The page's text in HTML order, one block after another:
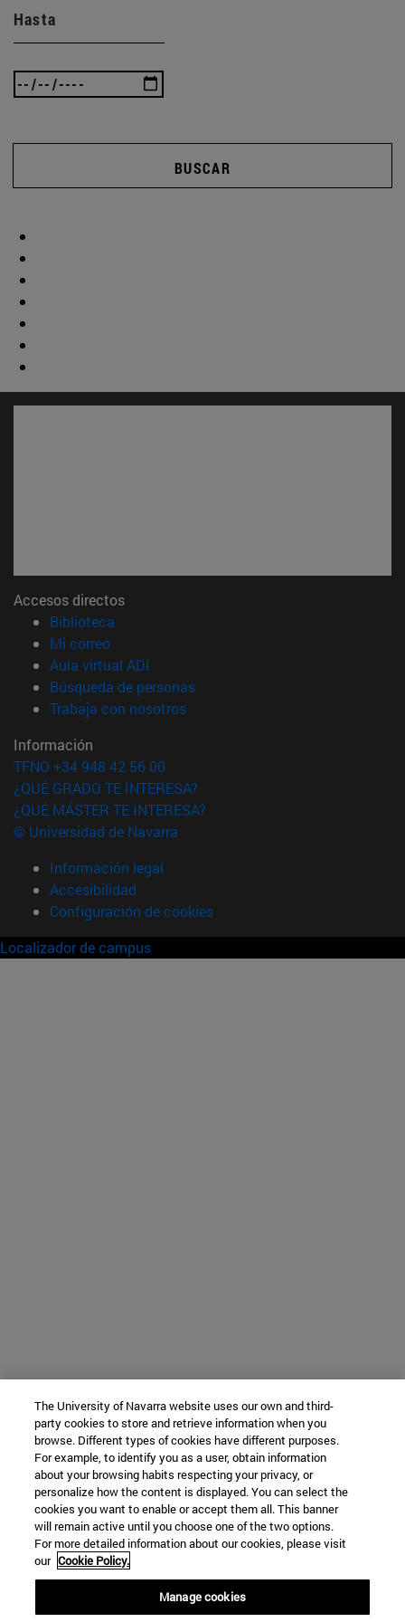
Hasta
BUSCAR
Accesos directos
Biblioteca
Mi correo(abre en nueva ventana)
Aula virtual ADI
Búsqueda de personas(abre en nueva ventana)
Trabaja con nosotros(abre en nueva ventana)
Información
TFNO +34 948 42 56 00
¿QUÉ GRADO TE INTERESA?
¿QUÉ MÁSTER TE INTERESA?
© Universidad de Navarra
Información legal
Accesibilidad
Configuración de cookies
Localizador de campus
The University of Navarra website uses our own and third-
party cookies to store and retrieve information when you
browse. Different types of cookies have different purposes.
For example, to identify you as a user, obtain information
about your browsing habits respecting your privacy, or
personalize how the content is displayed. You can select the
cookies you want to enable or accept them all. This banner
will remain active until you choose one of the two options.
For more detailed information about our cookies, please visit
our Cookie Policy.
Manage cookies